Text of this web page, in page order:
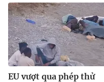
EU vượt qua phép thử